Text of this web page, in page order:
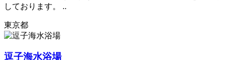
しております。 ..
東京都
逗子海水浴場